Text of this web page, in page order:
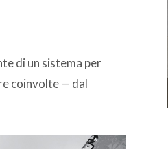
di un sistema per
coinvolte — dal